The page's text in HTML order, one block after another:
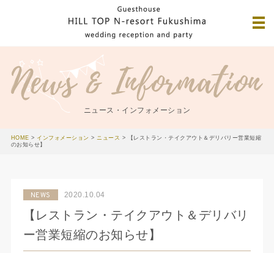
ニュース・インフォメーション
HOME > インフォメーション >ニュース >
【レストラン・テイクアウト＆デリバリー営業短縮
のお知らせ】
NEWS 2020.10.04
【レストラン・テイクアウト＆デリバリ
ー営業短縮のお知らせ】